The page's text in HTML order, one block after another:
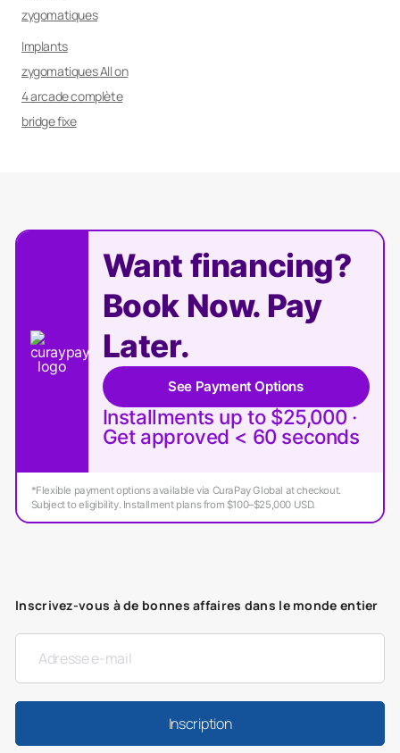
zygomatiques
Implants
zygomatiques All on
4 arcade complète
bridge fixe
Want financing?
Book Now. Pay
Later.
See Payment Options
Installments up to $25,000 ·
Get approved < 60 seconds
*Flexible payment options available via CuraPay Global at checkout.
Subject to eligibility. Installment plans from $100–$25,000 USD.
Inscrivez-vous à de bonnes affaires dans le monde entier
Inscription